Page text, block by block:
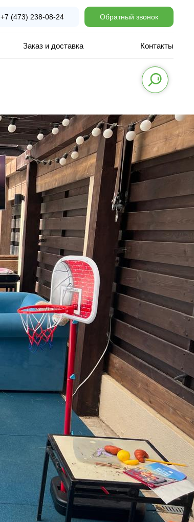
+7 (473) 238-08-24 Обратный звонок
Заказ и доставка Контакты